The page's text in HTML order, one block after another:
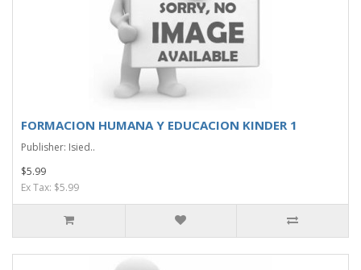
FORMACION HUMANA Y EDUCACION KINDER 1
Publisher: Isied..
$5.99
Ex Tax: $5.99